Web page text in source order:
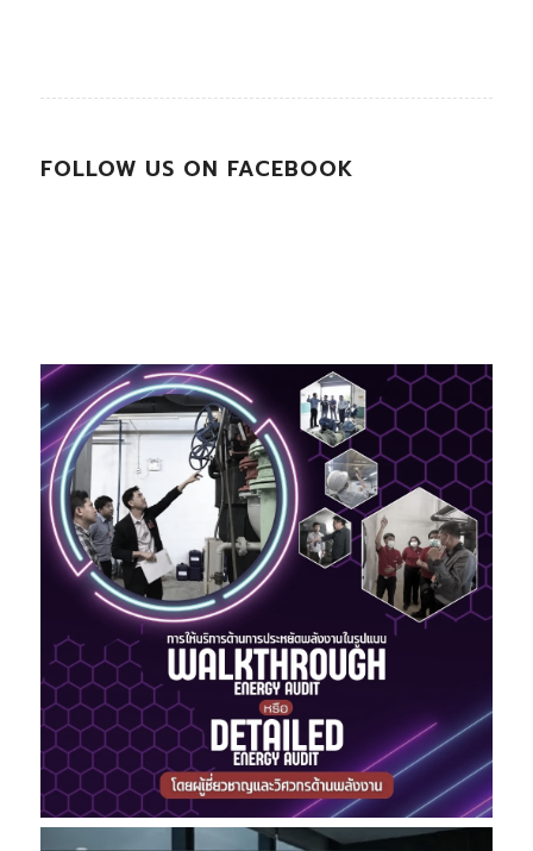
FOLLOW US ON FACEBOOK